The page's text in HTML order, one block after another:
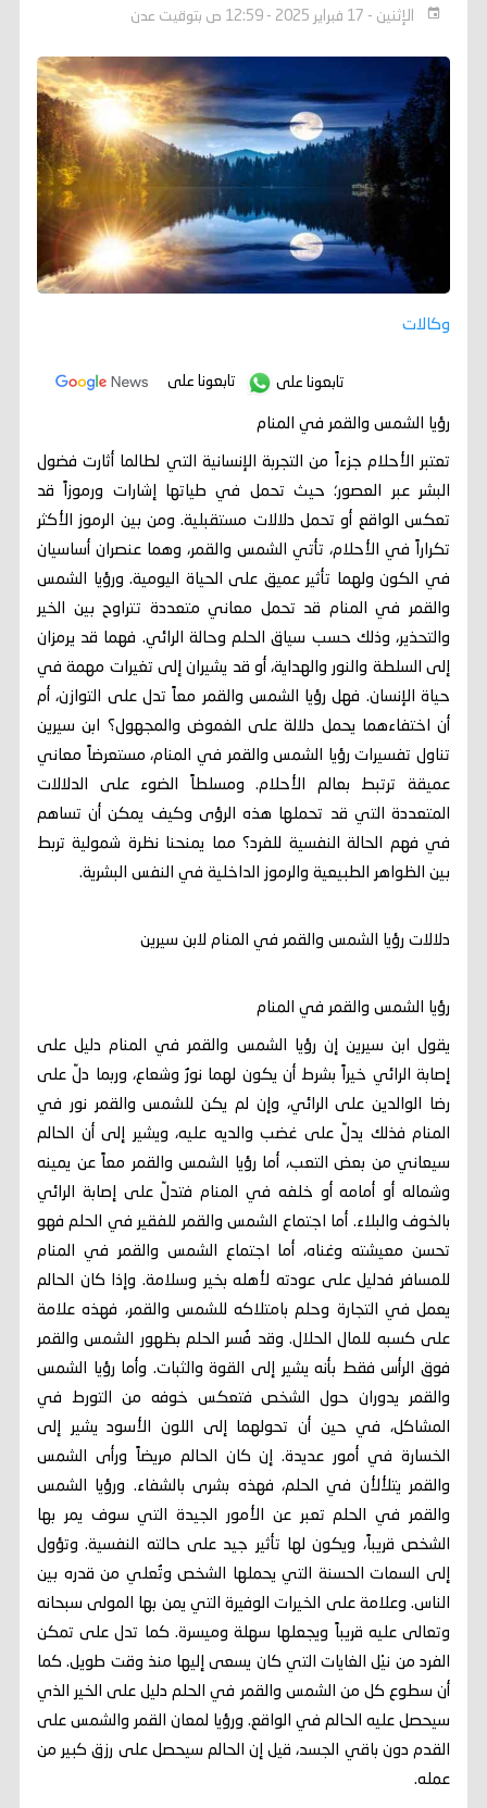
الإثنين - 17 فبراير 2025 - 12:59 ص بتوقيت عدن
وكالات
تابعونا على تابعونا على
رؤيا الشمس والقمر في المنام
تعتبر الأحلام جزءاً من التجربة الإنسانية التي لطالما أثارت فضول
البشر عبر العصور؛ حيث تحمل في طياتها إشارات ورموزاً قد
تعكس الواقع أو تحمل دلالات مستقبلية. ومن بين الرموز الأكثر
تكراراً في الأحلام، تأتي الشمس والقمر، وهما عنصران أساسيان
في الكون ولهما تأثير عميق على الحياة اليومية. ورؤيا الشمس
والقمر في المنام قد تحمل معاني متعددة تتراوح بين الخير
والتحذير، وذلك حسب سياق الحلم وحالة الرائي. فهما قد يرمزان
إلى السلطة والنور والهداية، أو قد يشيران إلى تغيرات مهمة في
حياة الإنسان. فهل رؤيا الشمس والقمر معاً تدل على التوازن، أم
أن اختفاءهما يحمل دلالة على الغموض والمجهول؟ ابن سيرين
تناول تفسيرات رؤيا الشمس والقمر في المنام، مستعرضاً معاني
عميقة ترتبط بعالم الأحلام. ومسلطاً الضوء على الدلالات
المتعددة التي قد تحملها هذه الرؤى وكيف يمكن أن تساهم
في فهم الحالة النفسية للفرد؟ مما يمنحنا نظرة شمولية تربط
بين الظواهر الطبيعية والرموز الداخلية في النفس البشرية.
دلالات رؤيا الشمس والقمر في المنام لابن سيرين
رؤيا الشمس والقمر في المنام
يقول ابن سيرين إن رؤيا الشمس والقمر في المنام دليل على
إصابة الرائي خيراً بشرط أن يكون لهما نورٌ وشعاع، وربما دلّ على
رضا الوالدين على الرائي، وإن لم يكن للشمس والقمر نور في
المنام فذلك يدلّ على غضب والديه عليه، ويشير إلى أن الحالم
سيعاني من بعض التعب، أما رؤيا الشمس والقمر معاً عن يمينه
وشماله أو أمامه أو خلفه في المنام فتدلّ على إصابة الرائي
بالخوف والبلاء. أما اجتماع الشمس والقمر للفقير في الحلم فهو
تحسن معيشته وغناه، أما اجتماع الشمس والقمر في المنام
للمسافر فدليل على عودته لأهله بخير وسلامة. وإذا كان الحالم
يعمل في التجارة وحلم بامتلاكه للشمس والقمر، فهذه علامة
على كسبه للمال الحلال. وقد فُسر الحلم بظهور الشمس والقمر
فوق الرأس فقط بأنه يشير إلى القوة والثبات. وأما رؤيا الشمس
والقمر يدوران حول الشخص فتعكس خوفه من التورط في
المشاكل، في حين أن تحولهما إلى اللون الأسود يشير إلى
الخسارة في أمور عديدة. إن كان الحالم مريضاً ورأى الشمس
والقمر يتلألأن في الحلم، فهذه بشرى بالشفاء. ورؤيا الشمس
والقمر في الحلم تعبر عن الأمور الجيدة التي سوف يمر بها
الشخص قريباً، ويكون لها تأثير جيد على حالته النفسية. وتؤول
إلى السمات الحسنة التي يحملها الشخص وتُعلي من قدره بين
الناس. وعلامة على الخيرات الوفيرة التي يمن بها المولى سبحانه
وتعالى عليه قريباً ويجعلها سهلة وميسرة. كما تدل على تمكن
الفرد من نيْل الغايات التي كان يسعى إليها منذ وقت طويل. كما
أن سطوع كل من الشمس والقمر في الحلم دليل على الخير الذي
سيحصل عليه الحالم في الواقع. ورؤيا لمعان القمر والشمس على
القدم دون باقي الجسد، قيل إن الحالم سيحصل على رزق كبير من
عمله.